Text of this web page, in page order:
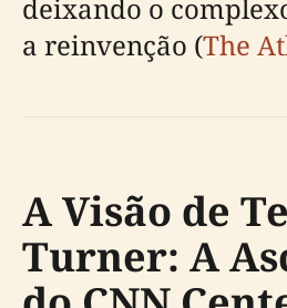
deixando o
a reinvenção (The
A Visão de
Turner: A